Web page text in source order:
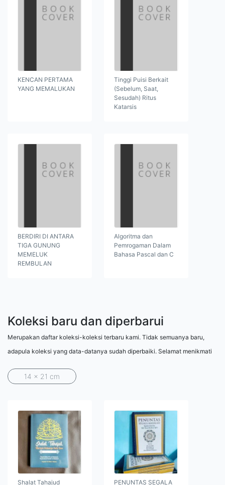
KENCAN PERTAMA
YANG MEMALUKAN
Tinggi Puisi Berkait
(Sebelum, Saat,
Sesudah) Ritus
Katarsis
BERDIRI DI ANTARA
TIGA GUNUNG
MEMELUK
REMBULAN
Algoritma dan
Pemrogaman Dalam
Bahasa Pascal dan C
Koleksi baru dan diperbarui
Merupakan daftar koleksi-koleksi terbaru kami. Tidak semuanya baru,
adapula koleksi yang data-datanya sudah diperbaiki. Selamat menikmati
14 x 21 cm
Shalat Tahajud PENUNTAS SEGALA